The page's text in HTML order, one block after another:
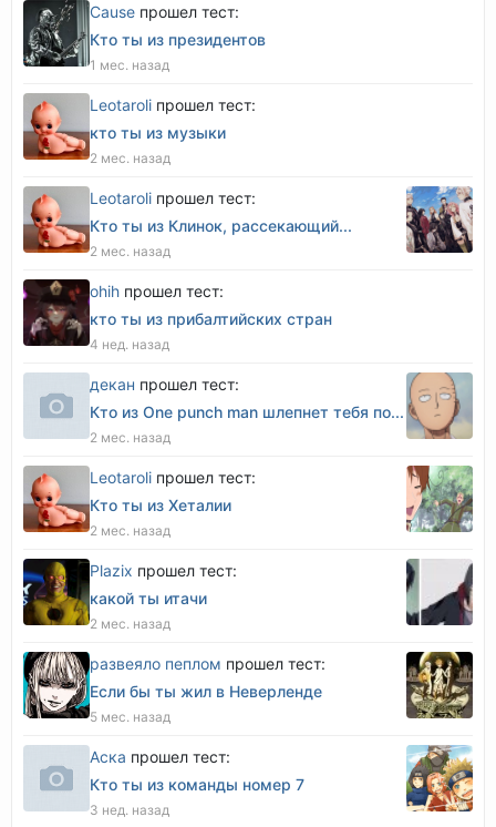
Cause прошел тест:
Кто ты из президентов
1 мес. назад
Leotaroli прошел тест:
кто ты из музыки
2 мес. назад
Leotaroli прошел тест:
Кто ты из Клинок, рассекающий...
2 мес. назад
оhih прошел тест:
кто ты из прибалтийских стран
4 нед. назад
декан прошел тест:
Кто из One punch man шлепнет тебя по...
2 мес. назад
Leotaroli прошел тест:
Кто ты из Хеталии
2 мес. назад
Plazix прошел тест:
какой ты итачи
2 мес. назад
развеяло пеплом прошел тест:
Если бы ты жил в Неверленде
5 мес. назад
Аска прошел тест:
Кто ты из команды номер 7
3 нед. назад